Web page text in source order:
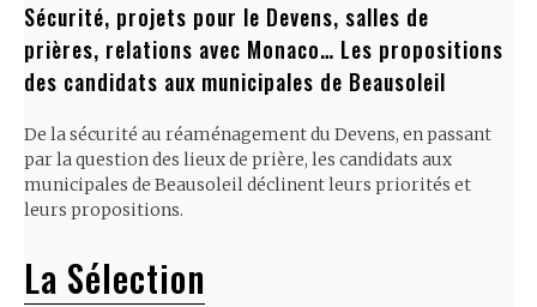
Sécurité, projets pour le Devens, salles de
prières, relations avec Monaco… Les propositions
des candidats aux municipales de Beausoleil
De la sécurité au réaménagement du Devens, en passant
par la question des lieux de prière, les candidats aux
municipales de Beausoleil déclinent leurs priorités et
leurs propositions.
La Sélection